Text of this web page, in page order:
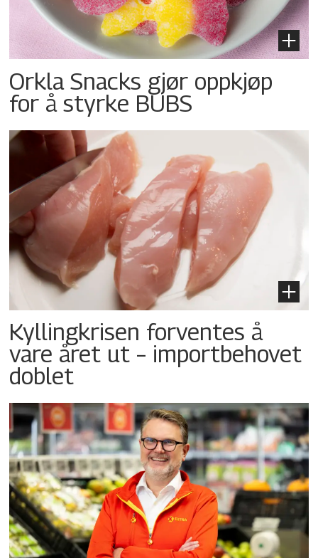
Orkla Snacks gjør oppkjøp
for å styrke BUBS
Kyllingkrisen forventes å
vare året ut – importbehovet
doblet